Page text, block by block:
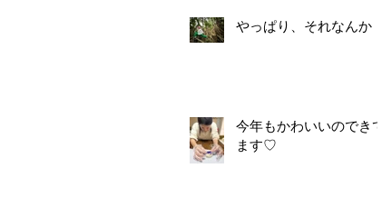
やっぱり、それなんか！
今年もかわいいのできて
ます♡